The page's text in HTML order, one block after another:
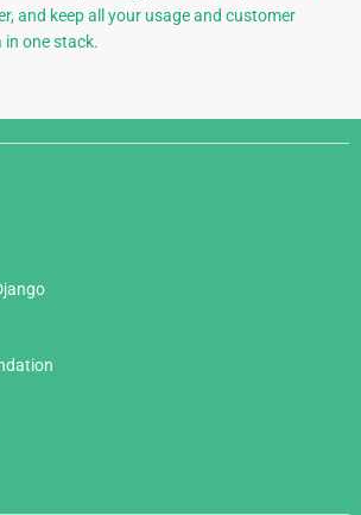
and keep all your usage and customer
in one stack.